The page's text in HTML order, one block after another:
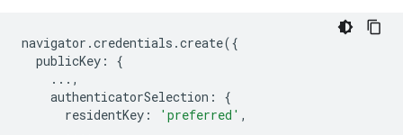
navigator .credentials .create({
publicKey :
{
...,
authenticatorSelection :
{
residentKey : 'preferred' ,